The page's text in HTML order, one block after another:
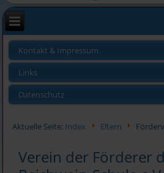
Kontakt & Impressum
Links
Datenschutz
Aktuelle Seite: Index Eltern
Verein der Förderer